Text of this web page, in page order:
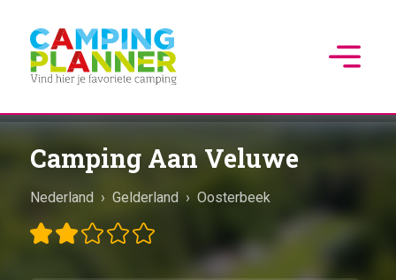
Camping Aan Veluwe
Nederland › Gelderland › Oosterbeek